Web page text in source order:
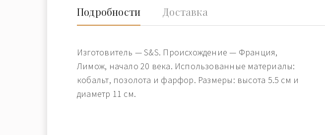
Подробности Доставка
Изготовитель — S&S. Происхождение — Франция,
Лимож, начало 20 века. Использованные материалы:
кобальт, позолота и фарфор. Размеры: высота 5.5 см и
диаметр 11 см.